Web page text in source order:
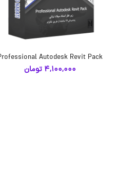
انتخاب گزینه‌ها
Autodesk Revit Pack
4,100,000 تومان